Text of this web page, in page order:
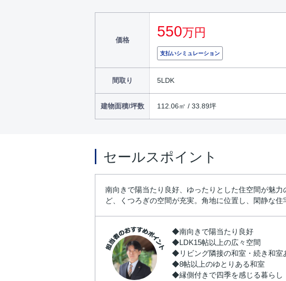
価格
550万円
支払いシミュレーション
間取り 5LDK
建物面積/坪数 112.06㎡ / 33.89坪
セールスポイント
南向きで陽当たり良好、ゆったりとした住空間が魅
ど、くつろぎの空間が充実。角地に位置し、閑静な住
◆南向きで陽当たり良好
◆LDK15帖以上の広々空間
◆リビング隣接の和室・続き和室
◆8帖以上のゆとりある和室
◆縁側付きで四季を感じる暮らし